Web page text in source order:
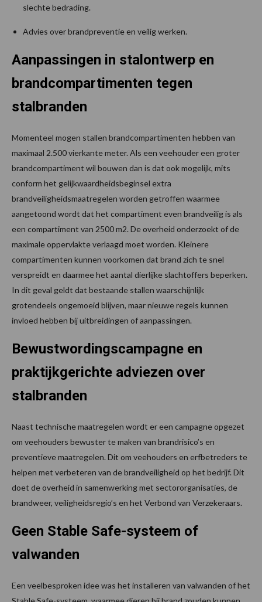
slechte bedrading.
Advies over brandpreventie en veilig werken.
Aanpassingen in stalontwerp en
brandcompartimenten tegen
stalbranden
Momenteel mogen stallen brandcompartimenten hebben van
maximaal 2.500 vierkante meter. Als een veehouder een groter
brandcompartiment wil bouwen dan is dat ook mogelijk, mits
conform het gelijkwaardheidsbeginsel extra
brandveiligheidsmaatregelen worden getroffen waarmee
aangetoond wordt dat het compartiment even brandveilig is als
een compartiment van 2500 m2. De overheid onderzoekt of de
maximale oppervlakte verlaagd moet worden. Kleinere
compartimenten kunnen voorkomen dat brand zich te snel
verspreidt en daarmee het aantal dierlijke slachtoffers beperken.
In dit geval geldt dat bestaande stallen waarschijnlijk
grotendeels ongemoeid blijven, maar nieuwe regels kunnen
invloed hebben bij uitbreidingen of aanpassingen.
Bewustwordingscampagne en
praktijkgerichte adviezen over
stalbranden
Naast technische maatregelen wordt er een campagne opgezet
om veehouders bewuster te maken van brandrisico’s en
preventieve maatregelen. Dit om veehouders en erfbetreders te
helpen met verbeteren van de brandveiligheid op het bedrijf. Dit
doet de overheid in samenwerking met sectororganisaties, de
brandweer, veiligheidsregio’s en het Verbond van Verzekeraars.
Geen Stable Safe-systeem of
valwanden
Een veelbesproken idee was het installeren van valwanden of het